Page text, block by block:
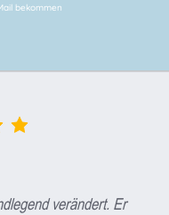
bekommen
verändert. Er